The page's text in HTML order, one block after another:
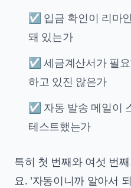
☑ 입금 확인이 리마
돼 있는가
☑ 세금계산서가 필요
하고 있진 않은가
☑ 자동 발송 메일이
테스트했는가
특히 첫 번째와 여섯 번
요. '자동이니까 알아서